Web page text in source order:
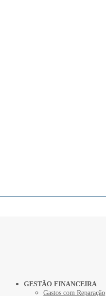
GESTÃO FINANCEIRA
Gastos com Reparação